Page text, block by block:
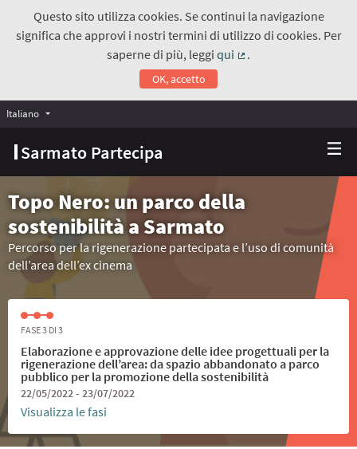
Questo sito utilizza cookies. Se continui la navigazione
significa che approvi i nostri termini di utilizzo di cookies. Per
saperne di più, leggiqui
.
OK, accetto
Sarmato Partecipa
Italiano Choose language
Topo Nero: un parco della
sostenibilità a Sarmato
Percorso per la rigenerazione partecipata e l’uso di comunità
dell’area dell’ex cinema
FASE 3 DI 3
Elaborazione e approvazione delle idee progettuali per la
rigenerazione dell’area: da spazio abbandonato a parco
pubblico per la promozione della sostenibilità
22/05/2022 - 23/07/2022
Visualizza le fasi